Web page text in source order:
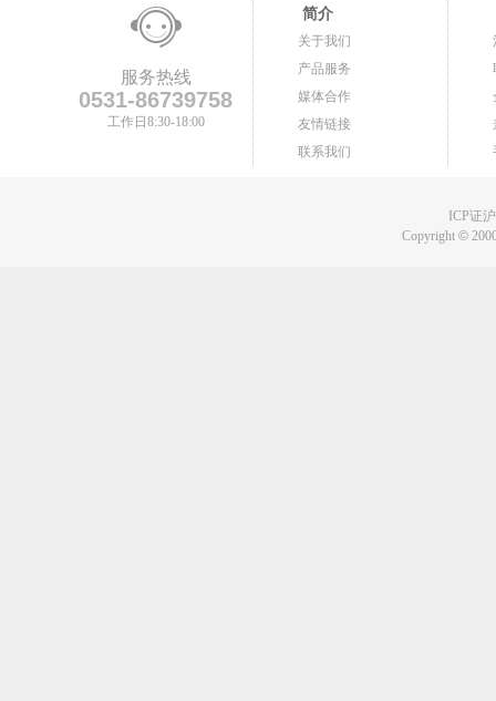
服务热线
0531-86739758
工作日8:30-18:00
简介
关于我们
产品服务
媒体合作
友情链接
联系我们
ICP证
Copyright©